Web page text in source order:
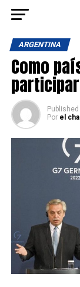
ARGENTINA
Como
Published
Por el